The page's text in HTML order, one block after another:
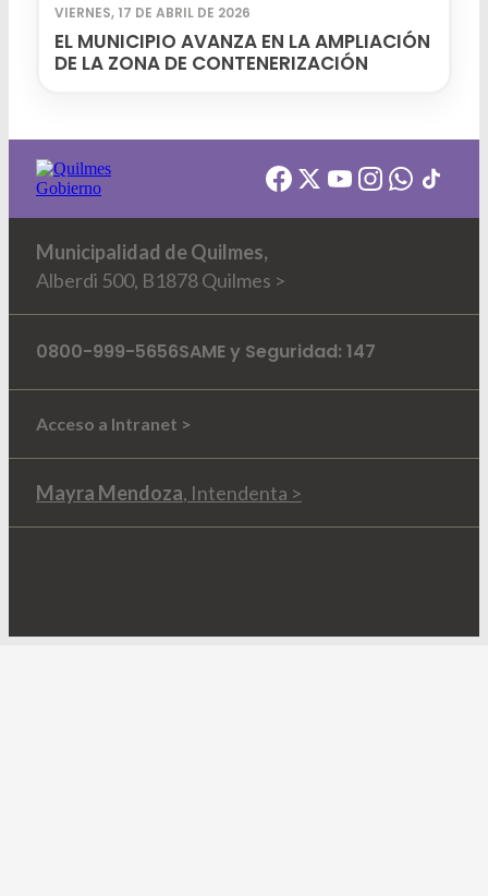
VIERNES, 17 DE ABRIL DE 2026
EL MUNICIPIO AVANZA EN LA AMPLIACIÓN
DE LA ZONA DE CONTENERIZACIÓN
Municipalidad de Quilmes,
Alberdi 500, B1878 Quilmes >
0800-999-5656SAME y Seguridad: 147
Acceso a Intranet >
Mayra Mendoza, Intendenta >